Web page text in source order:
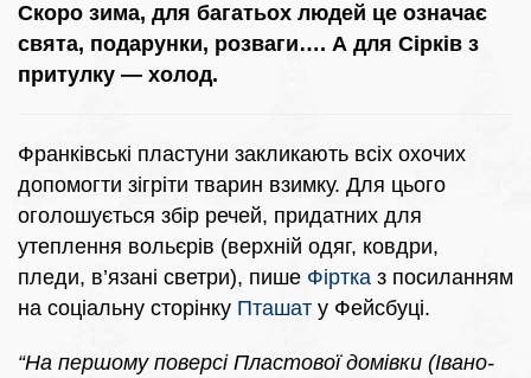
Скоро зима, для багатьох людей це означає
свята, подарунки, розваги…. А для Сірків з
притулку — холод.
Франківські пластуни закликають всіх охочих
допомогти зігріти тварин взимку. Для цього
оголошується збір речей, придатних для
утеплення вольєрів (верхній одяг, ковдри,
пледи, в’язані светри), пише Фіртка з посиланням
на соціальну сторінку Пташат у Фейсбуці.
“На першому поверсі Пластової домівки (Івано-